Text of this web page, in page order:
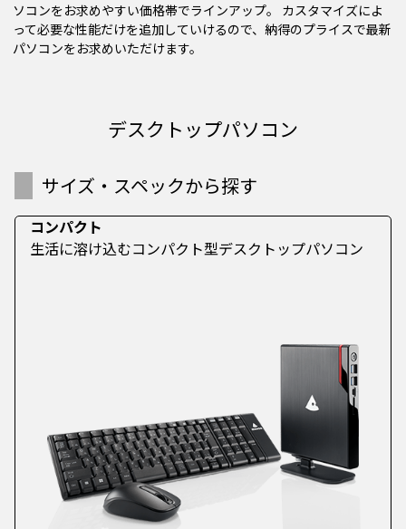
ソコンをお求めやすい価格帯でラインアップ。 カスタマイズによ
って必要な性能だけを追加していけるので、納得のプライスで最新
パソコンをお求めいただけます。
デスクトップパソコン
サイズ・スペックから探す
コンパクト
生活に溶け込むコンパクト型デスクトップパソコン